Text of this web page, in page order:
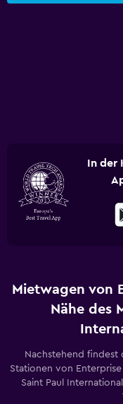
In der
Mietwagen von
Nähe des
Nachstehend findest
Stationen von
Saint Paul